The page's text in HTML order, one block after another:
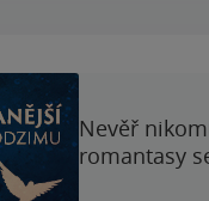
Nevěř
romantasy